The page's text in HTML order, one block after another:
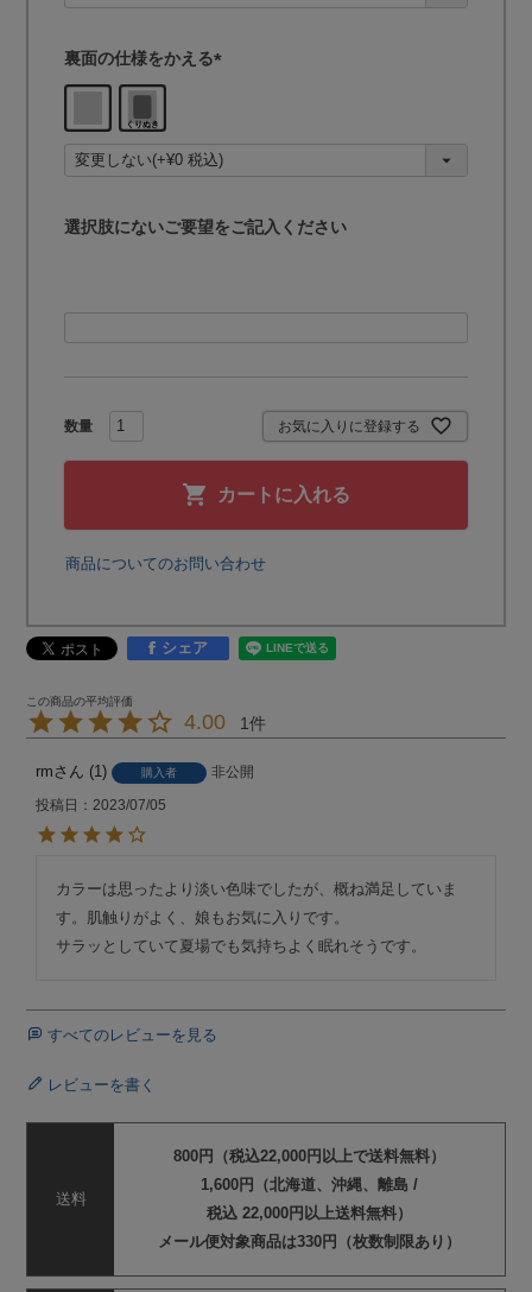
お気に入りに登録する
カートに入れる
)
裏面の仕様をかえる
須
)
選択肢にないご要望をご記入ください
商品についてのお問い合わせ
シェア
4.00 1
rm 1 購入者
非公開
投稿日
2023/07/05
カラーは思ったより淡い色味でしたが、概ね満足していま
す。肌触りがよく、娘もお気に入りです。
サラッとしていて夏場でも気持ちよく眠れそうです。
すべてのレビューを見る
レビューを書く
送料
800円（税込22,000円以上で送料無料）
1,600円（北海道、沖縄、離島 /
税込 22,000円以上送料無料）
メール便対象商品は330円（枚数制限あり）